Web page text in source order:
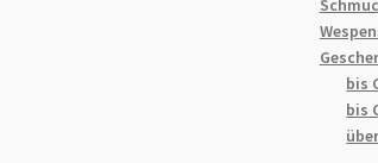
bis
bis